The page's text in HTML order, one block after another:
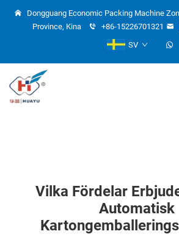
Dongguang Economic Packing Machine
Province, Kina
+86-15226701321
SV
Vilka Fördelar
Automatisk